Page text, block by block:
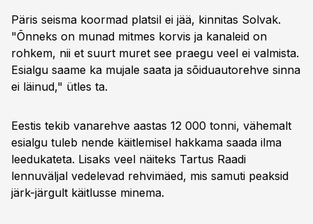
Päris seisma koormad platsil ei jää, kinnitas Solvak.
"Õnneks on munad mitmes korvis ja kanaleid on
rohkem, nii et suurt muret see praegu veel ei valmista.
Esialgu saame ka mujale saata ja sõiduautorehve sinna
ei läinud," ütles ta.
Eestis tekib vanarehve aastas 12 000 tonni, vähemalt
esialgu tuleb nende käitlemisel hakkama saada ilma
leedukateta. Lisaks veel näiteks Tartus Raadi
lennuväljal vedelevad rehvimäed, mis samuti peaksid
järk-järgult käitlusse minema.